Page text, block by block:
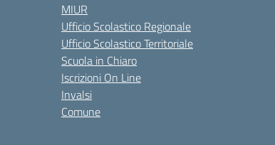
MIUR
Ufficio Scolastico Regionale
Ufficio Scolastico Territoriale
Scuola in Chiaro
Iscrizioni On Line
Invalsi
Comune